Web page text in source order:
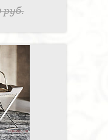
руб.